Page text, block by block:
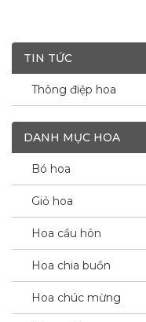
TIN TỨC
Thông điệp hoa
DANH MỤC HOA
Bó hoa
Giỏ hoa
Hoa cầu hôn
Hoa chia buồn
Hoa chúc mừng